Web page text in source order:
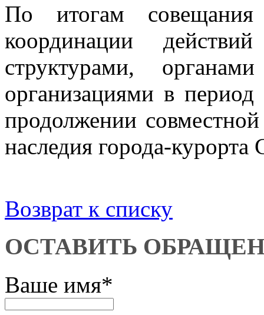
По итогам совещания
координации
структурами,
организациями в
продолжении
наследия города-курорта
Возврат к списку
ОСТАВИТЬ
Ваше имя*